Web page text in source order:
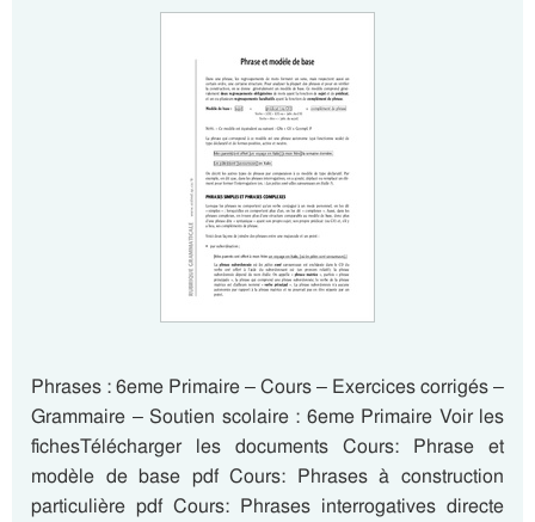
Phrases : 6eme Primaire – Cours – Exercices corrigés –
Grammaire – Soutien scolaire : 6eme Primaire Voir les
fichesTélécharger les documents Cours: Phrase et
modèle de base pdf Cours: Phrases à construction
particulière pdf Cours: Phrases interrogatives directe